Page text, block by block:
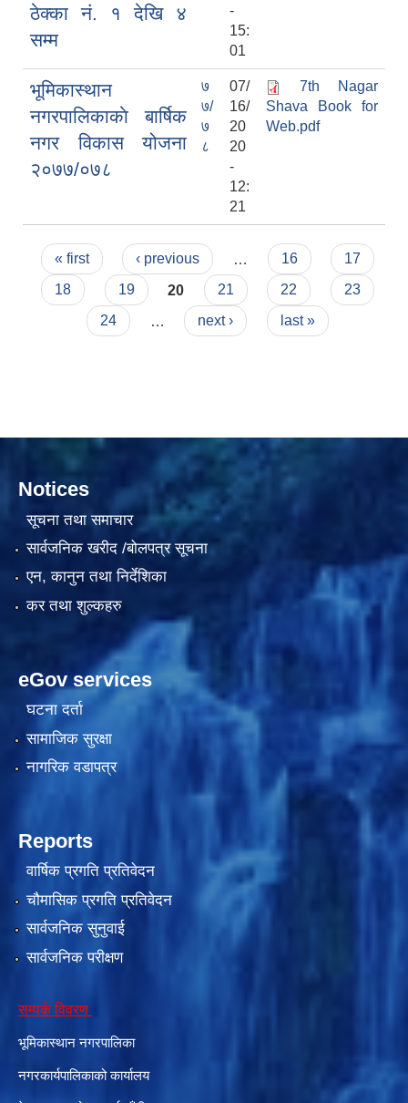
ठेक्का नं. १ देखि ४
सम्म
-
15:
01
भूमिकास्थान
नगरपालिकाकाे बार्षिक
नगर विकास योजना
२०७७/०७८
७
७/
७
८
07/
16/
20
20
-
12:
21
7th Nagar
Shava Book for
Web.pdf
Pages
« first ‹ previous 16
17
18
19 20 21 22
23
24
next › last »
Notices
सूचना तथा समाचार
सार्वजनिक खरीद /बोलपत्र सूचना
एन, कानुन तथा निर्देशिका
कर तथा शुल्कहरु
eGov services
घटना दर्ता
सामाजिक सुरक्षा
नागरिक वडापत्र
Reports
वार्षिक प्रगति प्रतिवेदन
चौमासिक प्रगति प्रतिवेदन
सार्वजनिक सुनुवाई
सार्वजनिक परीक्षण
सम्पर्क विवरण
भूमिकास्थान नगरपालिका
नगरकार्यपालिकाको कार्यालय